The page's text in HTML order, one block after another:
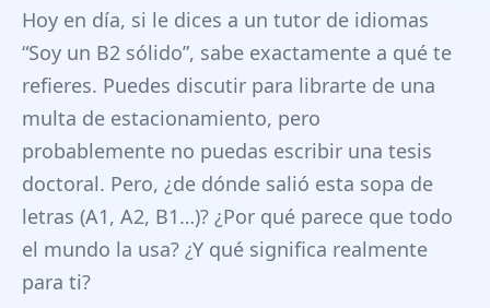
Hoy en día, si le dices a un tutor de idiomas
“Soy un B2 sólido”, sabe exactamente a qué te
refieres. Puedes discutir para librarte de una
multa de estacionamiento, pero
probablemente no puedas escribir una tesis
doctoral. Pero, ¿de dónde salió esta sopa de
letras (A1, A2, B1…)? ¿Por qué parece que todo
el mundo la usa? ¿Y qué significa realmente
para ti?